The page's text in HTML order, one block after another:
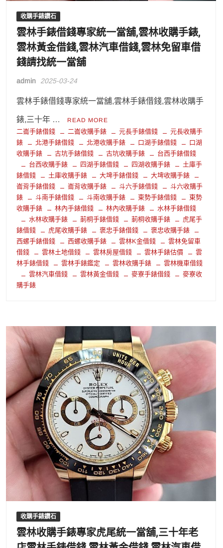
收購手錶鑽石
雲林手錶借錢專家統一當舖,雲林收購手錶,
雲林黃金借錢,雲林汽車借錢,雲林免留車借
錢請找統一當舖
admin 2025-03-24
雲林手錶借錢專家統一當舖,雲林手錶借錢,雲林收購手
錶,三十年 … READ MORE
二崙手錶借錢 二崙收購手錶 元長手錶借錢
元長收購手
錶
北港手錶借錢 北港收購手錶 口湖手錶借錢
口湖
收購手錶
古坑手錶借錢 古坑收購手錶
台西手錶借錢
台西收購手錶
四湖手錶借錢 四湖收購手錶
土庫手
錶借錢
土庫收購手錶 大埤手錶借錢
大埤收購手錶
崙背手錶借錢
崙背收購手錶 斗六手錶借錢
斗六收購手
錶
斗南手錶借錢 斗南收購手錶 東勢手錶借錢
東勢
收購手錶
林內手錶借錢 林內收購手錶
水林手錶借錢
水林收購手錶
莿桐手錶借錢 莿桐收購手錶
虎尾手
錶借錢
虎尾收購手錶 褒忠手錶借錢
褒忠收購手錶
西螺手錶借錢
西螺收購手錶 雲林K金借錢
雲林免留車
借錢
雲林土地借錢 雲林房屋借錢 雲林手錶估價
雲
林手錶借錢
雲林手錶鑑定 雲林收購手錶
雲林機車借錢
雲林汽車借錢
雲林黃金借錢 麥寮手錶借錢
麥寮收
購手錶
收購手錶鑽石
雲林收購手錶專家虎尾統一當舖,三十年老